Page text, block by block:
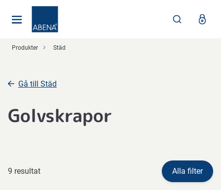
Produkter Städ
Gå till Städ
Golvskrapor
9 resultat Alla filter